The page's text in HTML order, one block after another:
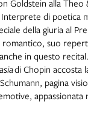
Goldstein alla Theo
di poetica
della giuria al
suo
in questo
di Chopin accosta
pagina
appassionata